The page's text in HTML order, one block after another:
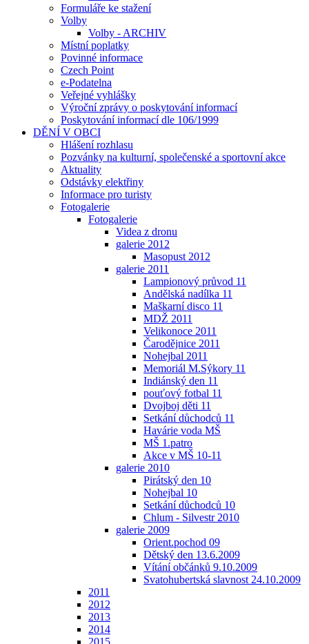
Formuláře ke stažení
Volby
Volby - ARCHIV
Místní poplatky
Povinné informace
Czech Point
e-Podatelna
Veřejné vyhlášky
Výroční zprávy o poskytování informací
Poskytování informací dle 106/1999
DĚNÍ V OBCI
Hlášení rozhlasu
Pozvánky na kulturní, společenské a sportovní akce
Aktuality
Odstávky elektřiny
Informace pro turisty
Fotogalerie
Fotogalerie
Videa z dronu
galerie 2012
Masopust 2012
galerie 2011
Lampionový průvod 11
Andělská nadílka 11
Maškarní disco 11
MDŽ 2011
Velikonoce 2011
Čarodějnice 2011
Nohejbal 2011
Memoriál M.Sýkory 11
Indiánský den 11
pouťový fotbal 11
Dvojboj děti 11
Setkání důchodců 11
Havárie voda MŠ
MŠ 1.patro
Akce v MŠ 10-11
galerie 2010
Pirátský den 10
Nohejbal 10
Setkání důchodců 10
Chlum - Silvestr 2010
galerie 2009
Orient.pochod 09
Dětský den 13.6.2009
Vítání občánků 9.10.2009
Svatohubertská slavnost 24.10.2009
2011
2012
2013
2014